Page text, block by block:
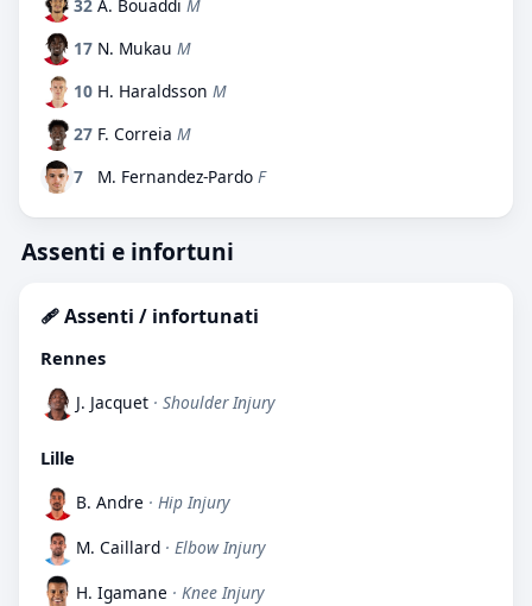
32 A. Bouaddi M
17 N. Mukau M
10 H. Haraldsson M
27 F. Correia M
7
M. Fernandez-Pardo F
Assenti e infortuni
🩹 Assenti / infortunati
Rennes
J. Jacquet · Shoulder Injury
Lille
B. Andre · Hip Injury
M. Caillard · Elbow Injury
H. Igamane · Knee Injury